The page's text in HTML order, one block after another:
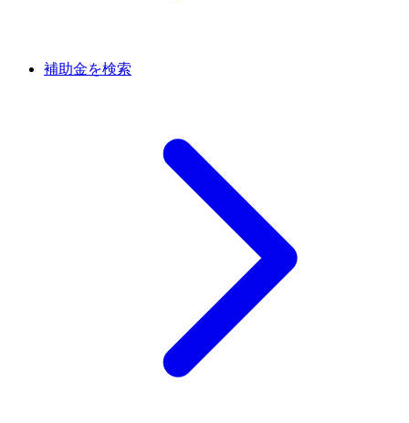
補助金を検索